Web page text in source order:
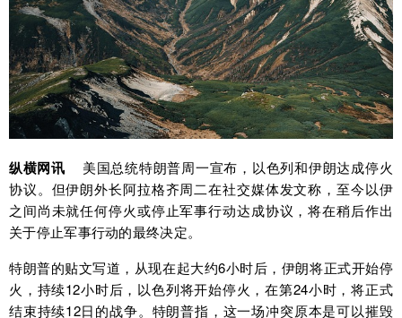
纵横网讯
美国总统特朗普周一宣布，以色列和伊朗达成停火
协议。但伊朗外长阿拉格齐周二在社交媒体发文称，至今以伊
之间尚未就任何停火或停止军事行动达成协议，将在稍后作出
关于停止军事行动的最终决定。
特朗普的贴文写道，从现在起大约6小时后，伊朗将正式开始停
火，持续12小时后，以色列将开始停火，在第24小时，将正式
结束持续12日的战争。特朗普指，这一场冲突原本是可以摧毁